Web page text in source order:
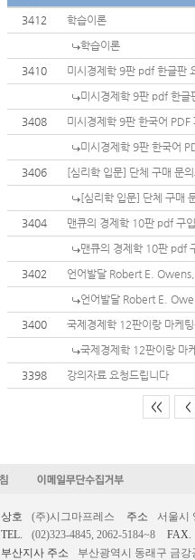
3412
학습이론
학습이론
3410
미시경제학 9판 pdf 한글판
미시경제학 9판 pdf 한글
3408
미시경제학 9판 한국어 PDF
미시경제학 9판 한국어
3406
[심리학 입문] 단체 구매 문
[심리학 입문] 단체 구매
3404
맨큐의 경제학 10판 pdf 구
맨큐의 경제학 10판 pdf
3402
언어발달 Robert E.
언어발달 Robert E.
3400
국제경제학 12판이랑 마케
국제경제학 12판이랑 마
3398
강의자료 요청드립니다
<< <
상호 (주)시그마프레스 주소
서울시
TEL.
(02)323-4845, 2062-5184~8
FAX.
부산지사 주소
부산광역시 동래구 금강